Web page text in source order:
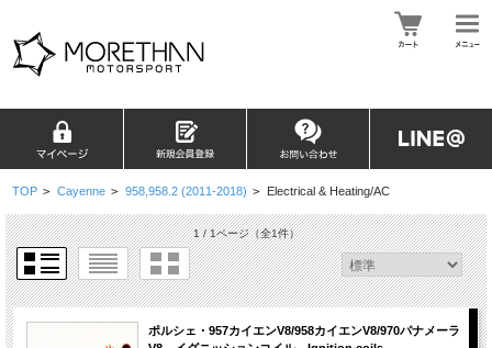
TOP > Cayenne > 958,958.2 (2011-2018) > Electrical & Heating/AC
1 / 1ページ（全1件）
ポルシェ・957カイエンV8/958カイエンV8/970パナメーラ